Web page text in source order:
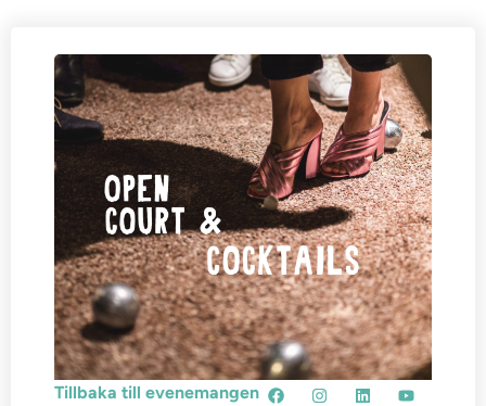
Tillbaka till evenemangen